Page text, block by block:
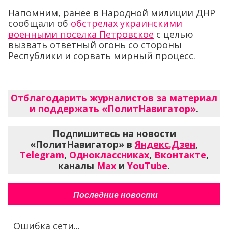
Напомним, ранее в Народной милиции ДНР
сообщали об обстрелах украинскими
военными поселка Петровское с целью
вызвать ответный огонь со стороны
Республики и сорвать мирный процесс.
Отблагодарить журналистов за материал
и поддержать «ПолитНавигатор».
Подпишитесь на новости
«ПолитНавигатор» вЯндекс.Дзен,
Telegram, Одноклассниках, Вконтакте,
каналы Max и YouTube.
Последние новости
Ошибка сети...